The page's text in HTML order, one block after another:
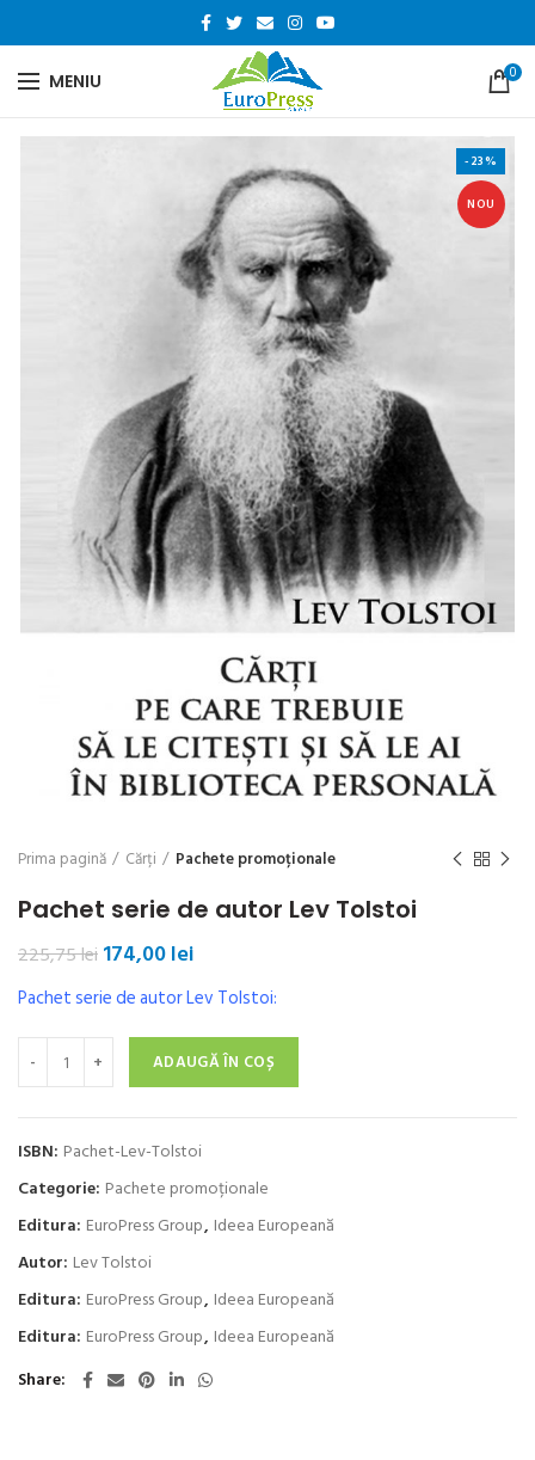
MENIU 0
-23%
NOU
Prima pagină Cărți Pachete promoționale
Pachet serie de autor Lev Tolstoi
225,75leiPrețul
a
fost:
225,75 lei.
174,00lei
este:
174,00 lei.
Pachet serie de autor Lev Tolstoi:
Cantitate Pachet serie de autor Lev Tolstoi
ADAUGĂ ÎN COȘ
ISBN: Pachet-Lev-Tolstoi
Categorie: Pachete promoționale
Editura: EuroPress Group, Ideea Europeană
Autor: Lev Tolstoi
Editura: EuroPress Group, Ideea Europeană
Editura: EuroPress Group, Ideea Europeană
Share